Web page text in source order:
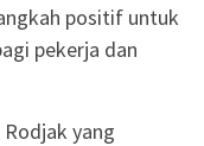
positif untuk
pekerja dan
yang